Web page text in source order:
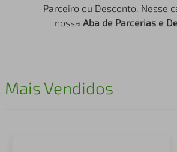
Parceiro ou Desconto. Nesse
nossa Aba de Parcerias e
Mais Vendidos